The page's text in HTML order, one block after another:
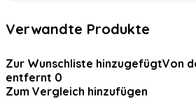
Verwandte Produkte
Zur Wunschliste hinzugefügtVon
entfernt 0
Zum Vergleich hinzufügen